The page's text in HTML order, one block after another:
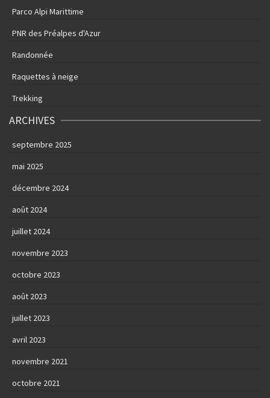
Parco Alpi Marittime
PNR des Préalpes d'Azur
Randonnée
Raquettes à neige
Trekking
ARCHIVES
septembre 2025
mai 2025
décembre 2024
août 2024
juillet 2024
novembre 2023
octobre 2023
août 2023
juillet 2023
avril 2023
novembre 2021
octobre 2021